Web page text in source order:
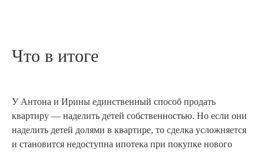
Что в итоге
У Антона и Ирины единственный способ продать
квартиру — наделить детей собственностью. Но если они
наделить детей долями в квартире, то сделка усложняется
и становится недоступна ипотека при покупке нового